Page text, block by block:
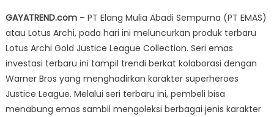
GAYATREND.com– PT Elang Mulia Abadi Sempurna (PT EMAS)
atau Lotus Archi, pada hari ini meluncurkan produk terbaru
Lotus Archi Gold Justice League Collection. Seri emas
investasi terbaru ini tampil trendi berkat kolaborasi dengan
Warner Bros yang menghadirkan karakter superheroes
Justice League. Melalui seri terbaru ini, pembeli bisa
menabung emas sambil mengoleksi berbagai jenis karakter